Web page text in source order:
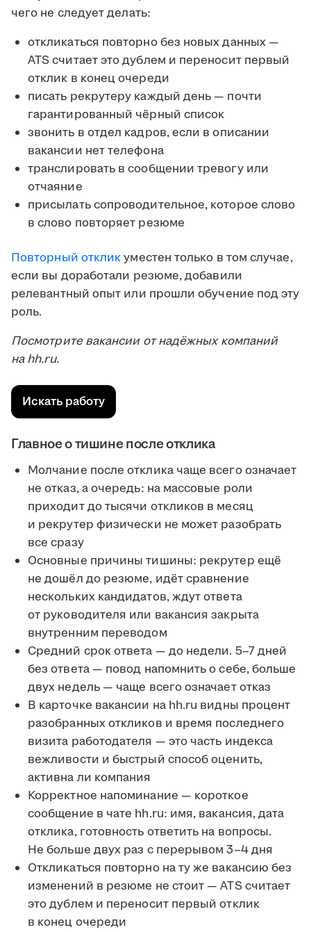
чего не следует делать:
откликаться повторно без новых данных —
ATS считает это дублем и переносит первый
отклик в конец очереди
писать рекрутеру каждый день — почти
гарантированный чёрный список
звонить в отдел кадров, если в описании
вакансии нет телефона
транслировать в сообщении тревогу или
отчаяние
присылать сопроводительное, которое слово
в слово повторяет резюме
Повторный откликуместен только в том случае,
если вы доработали резюме, добавили
релевантный опыт или прошли обучение под эту
роль.
Посмотрите вакансии от надёжных компаний
на hh.ru.
Искать работу
Главное о тишине после отклика
Молчание после отклика чаще всего означает
не отказ, а очередь: на массовые роли
приходит до тысячи откликов в месяц
и рекрутер физически не может разобрать
все сразу
Основные причины тишины: рекрутер ещё
не дошёл до резюме, идёт сравнение
нескольких кандидатов, ждут ответа
от руководителя или вакансия закрыта
внутренним переводом
Средний срок ответа — до недели. 5–7 дней
без ответа — повод напомнить о себе, больше
двух недель — чаще всего означает отказ
В карточке вакансии на hh.ru видны процент
разобранных откликов и время последнего
визита работодателя — это часть индекса
вежливости и быстрый способ оценить,
активна ли компания
Корректное напоминание — короткое
сообщение в чате hh.ru: имя, вакансия, дата
отклика, готовность ответить на вопросы.
Не больше двух раз с перерывом 3–4 дня
Откликаться повторно на ту же вакансию без
изменений в резюме не стоит — ATS считает
это дублем и переносит первый отклик
в конец очереди